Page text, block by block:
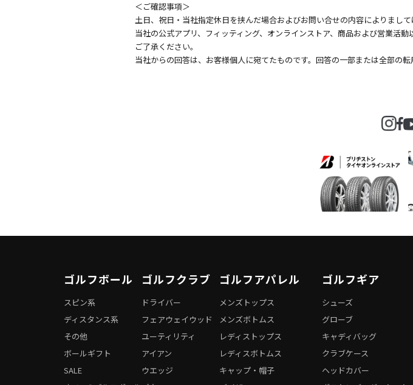
＜ご確認事項＞
土日、祝日・当社指定休日を挟んだ場合およびお問い合せの内容によりまし
当社の公式アプリ、フィッティング、オンラインストア、商品および営業活
ご了承ください。
当社からの回答は、お客様個人に宛てたものです。回答の一部または全部の転
ゴルフボール
スピン系
ディスタンス系
その他
ボールギフト
SALE
ゴルフクラブ
ドライバー
フェアウェイウッド
ユーティリティ
アイアン
ウエッジ
ゴルフアパレル
メンズトップス
メンズボトムス
レディストップス
レディスボトムス
キャップ・帽子
ゴルフギア
シューズ
グローブ
キャディバッグ
クラブケース
ヘッドカバー